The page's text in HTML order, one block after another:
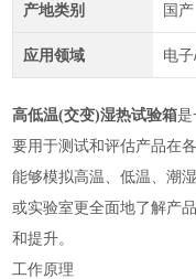
产地类别 国产
应用领域 电
高低温(交变)湿热试验箱是
要用于测试和评估产品在
能够模拟高温、低温、潮
或实验室更全面地了解产
和提升‌。
工作原理